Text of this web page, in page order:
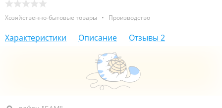
Хозяйственно-бытовые товары • Производство
Характеристики Описание Отзывы 2